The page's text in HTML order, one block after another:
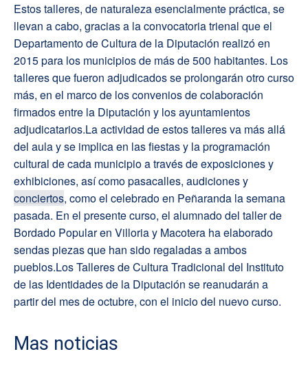
Estos talleres, de naturaleza esencialmente práctica, se
llevan a cabo, gracias a la convocatoria trienal que el
Departamento de Cultura de la Diputación realizó en
2015 para los municipios de más de 500 habitantes. Los
talleres que fueron adjudicados se prolongarán otro curso
más, en el marco de los convenios de colaboración
firmados entre la Diputación y los ayuntamientos
adjudicatarios.La actividad de estos talleres va más allá
del aula y se implica en las fiestas y la programación
cultural de cada municipio a través de exposiciones y
exhibiciones, así como pasacalles, audiciones y
conciertos, como el celebrado en Peñaranda la semana
pasada. En el presente curso, el alumnado del taller de
Bordado Popular en Villoria y Macotera ha elaborado
sendas piezas que han sido regaladas a ambos
pueblos.Los Talleres de Cultura Tradicional del Instituto
de las Identidades de la Diputación se reanudarán a
partir del mes de octubre, con el inicio del nuevo curso.
Mas noticias